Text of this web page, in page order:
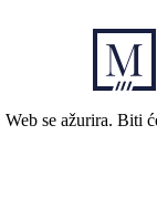
Web se ažurira. Biti